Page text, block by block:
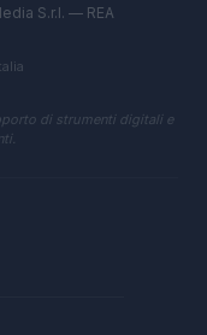
S.r.l. — REA
di strumenti digitali e